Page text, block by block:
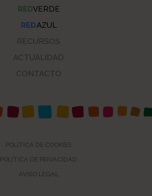
REDVERDE
REDAZUL
RECURSOS
ACTUALIDAD
CONTACTO
POLÍTICA DE COOKIES
POLÍTICA DE PRIVACIDAD
AVISO LEGAL